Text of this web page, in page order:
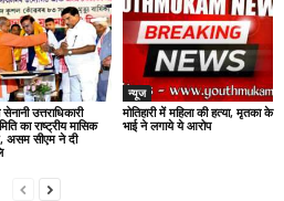
उत्तराधिकारी
का राष्ट्रीय मासिक
असम सीएम ने दी
न्यूज
मोतिहारी में महिला की हत्या, मृतका के
भाई ने लगाये ये आरोप